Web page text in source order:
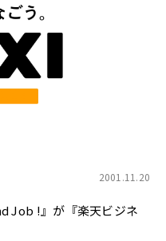
2001.11.20
Job !』が『楽天ビジネ